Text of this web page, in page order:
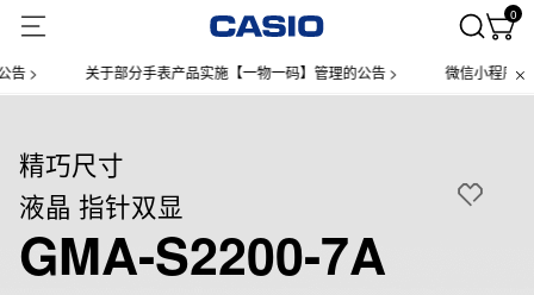
0
关于部分手表产品实施【一物一码】管理的公告 > 微信小程序上线售
精巧尺寸
液晶 指针双显
GMA-S2200-7A